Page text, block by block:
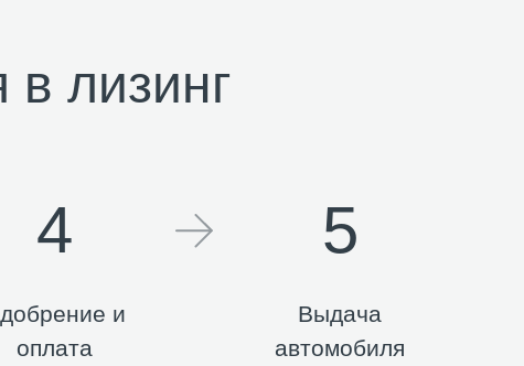
лизинг
4
и
оплата
5
Выдача
автомобиля